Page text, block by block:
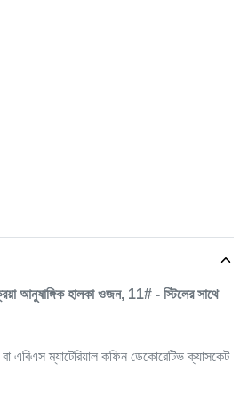
আনুষাঙ্গিক হালকা ওজন, 11# - স্টিলের সাথে
বা এবিএস ম্যাটেরিয়াল কফিন ডেকোরেটিভ ক্যাসকেট